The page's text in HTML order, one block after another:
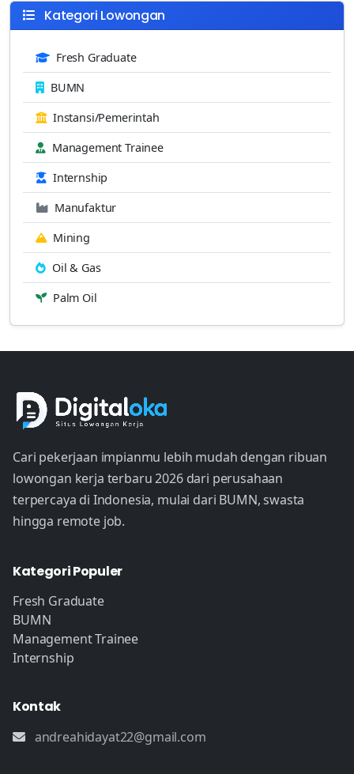
Kategori Lowongan
Fresh Graduate
BUMN
Instansi/Pemerintah
Management Trainee
Internship
Manufaktur
Mining
Oil & Gas
Palm Oil
Cari pekerjaan impianmu lebih mudah dengan ribuan
lowongan kerja terbaru 2026 dari perusahaan
terpercaya di Indonesia, mulai dari BUMN, swasta
hingga remote job.
Kategori Populer
Fresh Graduate
BUMN
Management Trainee
Internship
Kontak
andreahidayat22@gmail.com